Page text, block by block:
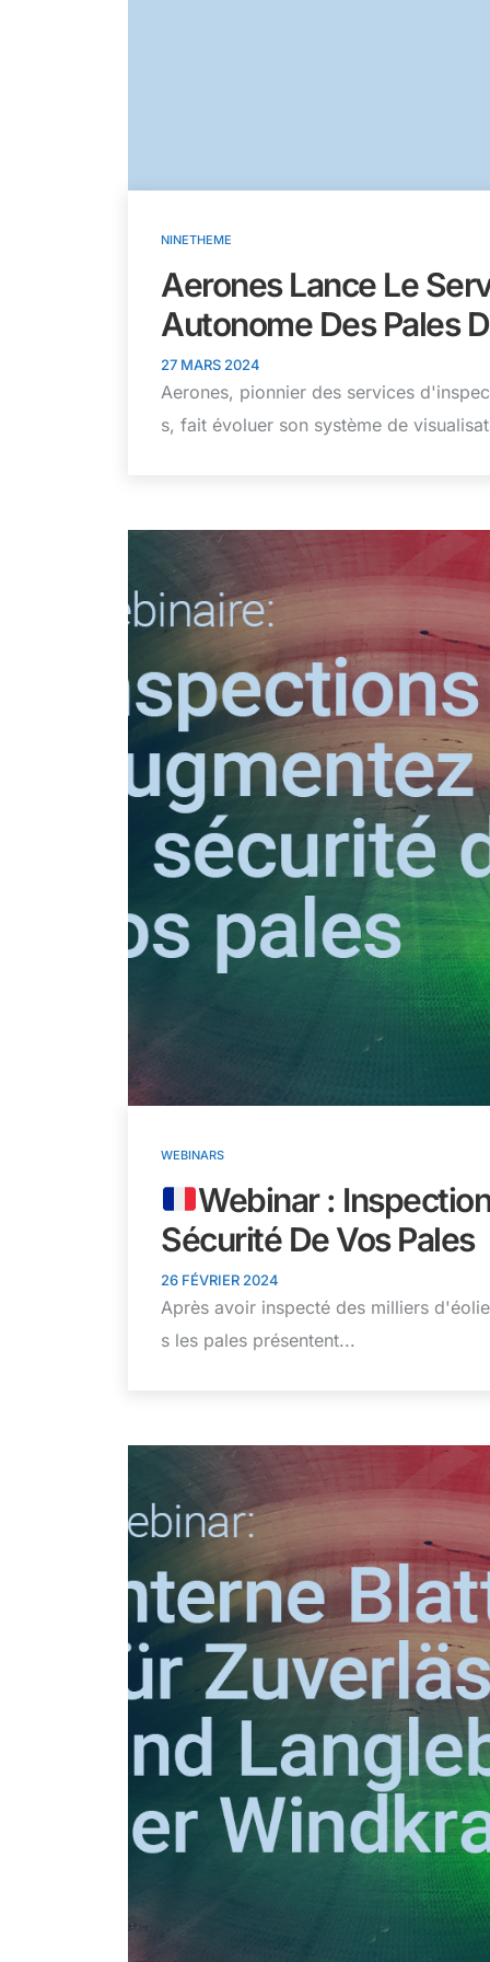
NINETHEME
Aerones Lance Le
Autonome Des Pales
27 MARS 2024
Aerones, pionnier des services
s, fait évoluer son système de
WEBINARS
Webinar :
Sécurité De Vos Pales
26 FÉVRIER 2024
Après avoir inspecté des milliers
s les pales présentent...